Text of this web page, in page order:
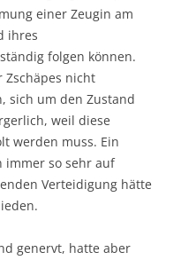
einer Zeugin am
ihres
folgen können.
Zschäpes nicht
sich um den Zustand
weil diese
werden muss. Ein
immer so sehr auf
Verteidigung hätte
genervt, hatte aber